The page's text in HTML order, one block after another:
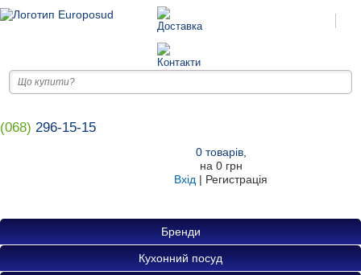
(068) 296-15-15
0товарів,
на 0 грн
Вхід | Регистрація
Бренди
Кухонний посуд